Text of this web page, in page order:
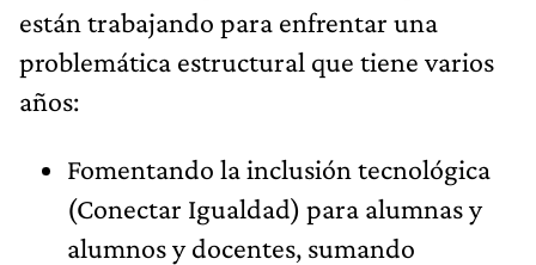
están trabajando para enfrentar una
problemática estructural que tiene varios
años:
Fomentando la inclusión tecnológica
(Conectar Igualdad) para alumnas y
alumnos y docentes, sumando